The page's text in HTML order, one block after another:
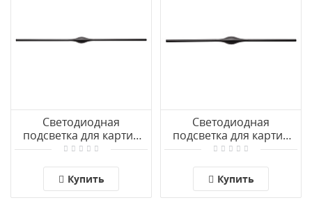
Светодиодная
подсветка для картин
Arte Lamp GACRUX
Купить
Светодиодная
подсветка для картин
Arte Lamp GACRUX
Купить